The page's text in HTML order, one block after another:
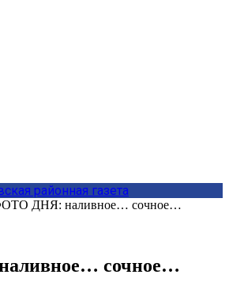
районная газета
ДНЯ: наливное… сочное…
сочное…